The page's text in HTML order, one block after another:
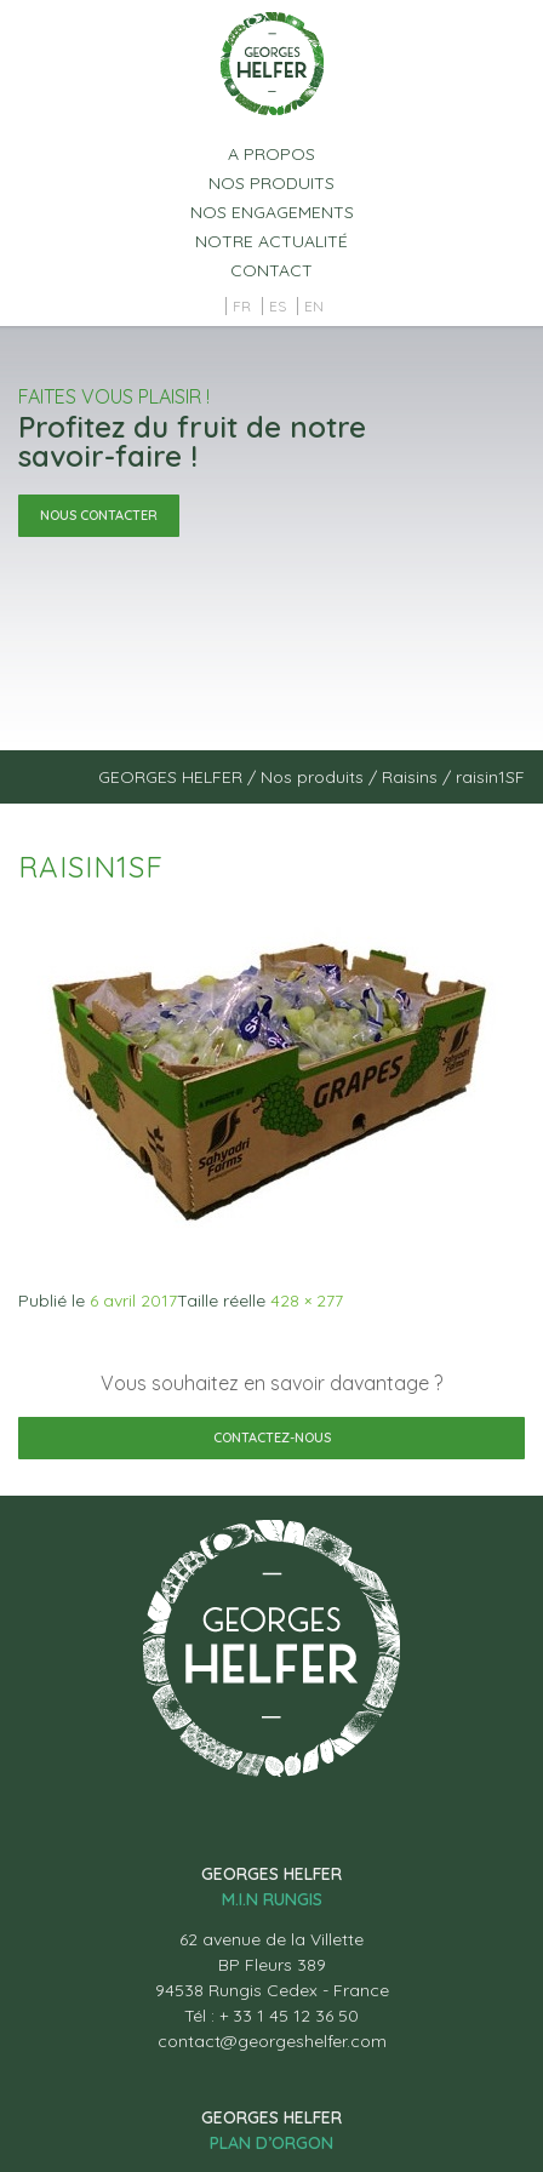
A PROPOS
NOS PRODUITS
NOS ENGAGEMENTS
NOTRE ACTUALITÉ
CONTACT
FR ES EN
FAITES VOUS PLAISIR !
Profitez du fruit de notre
savoir-faire !
NOUS CONTACTER
GEORGES HELFER / Nos produits / Raisins / raisin1SF
RAISIN1SF
Publié le 6 avril 2017Taille réelle 428 × 277
Vous souhaitez en savoir davantage ?
CONTACTEZ-NOUS
GEORGES HELFER
M.I.N RUNGIS
62 avenue de la Villette
BP Fleurs 389
94538 Rungis Cedex - France
Tél : + 33 1 45 12 36 50
contact@georgeshelfer.com
GEORGES HELFER
PLAN D’ORGON
Panneau de gestion des cookies